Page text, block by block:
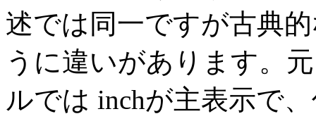
述では同一ですが古典
うに違いがあります。
ルでは inchが主表示で